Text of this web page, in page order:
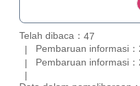
Telah dibaca： 47
Pembaruan informasi
Pembaruan informasi